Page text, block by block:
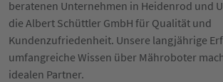
beratenen Unternehmen in Heidenrod und
die Albert Schüttler GmbH für Qualität und
Kundenzufriedenheit. Unsere langjährige
umfangreiche Wissen über Mähroboter
idealen Partner.